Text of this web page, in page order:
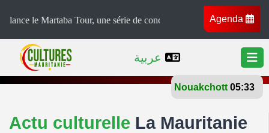
Agenda
Tour, une série de concerts à travers l’Afrique, l’Europe et
Nouakchott 25°
عربية
Actu culturelle La Mauritanie